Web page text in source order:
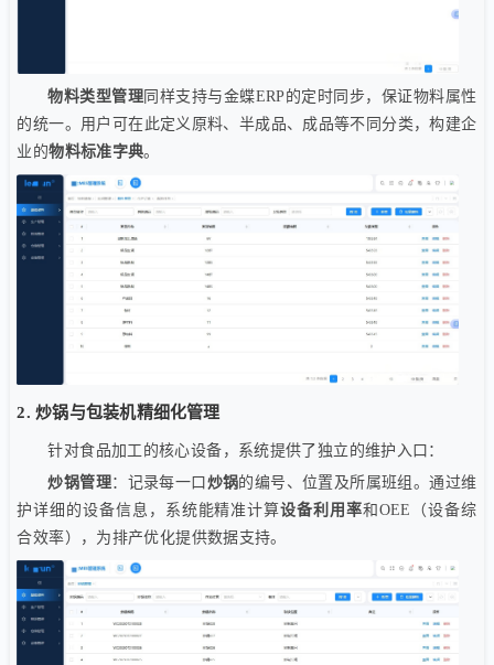
物料类型管理 同样支持与金蝶ERP的定时同步，保证物料属性
的统一。用户可在此定义原料、半成品、成品等不同分类，构建企
业的物料标准字典。
2. 炒锅与包装机精细化管理
针对食品加工的核心设备，系统提供了独立的维护入口：
炒锅管理：记录每一口 炒锅的编号、位置及所属班组。通过维
护详细的设备信息，系统能精准计算设备利用率和OEE（设备综
合效率），为排产优化提供数据支持。